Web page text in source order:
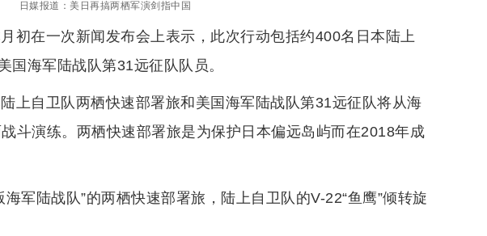
日媒报道：美日再搞两栖军演剑指中国
初在一次新闻发布会上表示，此次行动包括约400名日本陆上
国海军陆战队第31远征队队员。
上自卫队两栖快速部署旅和美国海军陆战队第31远征队将从海
斗演练。两栖快速部署旅是为保护日本偏远岛屿而在2018年成
军陆战队”的两栖快速部署旅，陆上自卫队的V-22“鱼鹰”倾转旋